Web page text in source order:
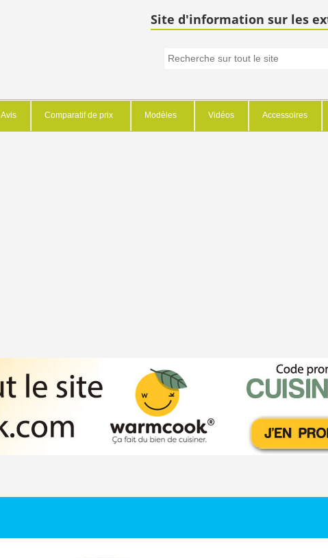
Site d'information sur les
Avis Comparatif de prix Modèles Vidéos Accessoires